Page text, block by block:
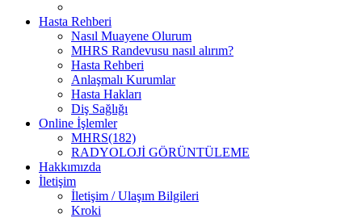
Hasta Rehberi
Nasıl Muayene Olurum
MHRS Randevusu nasıl alırım?
Hasta Rehberi
Anlaşmalı Kurumlar
Hasta Hakları
Diş Sağlığı
Online İşlemler
MHRS(182)
RADYOLOJİ GÖRÜNTÜLEME
Hakkımızda
İletişim
İletişim / Ulaşım Bilgileri
Kroki